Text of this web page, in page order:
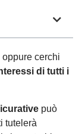
cerchi
di tutti i
può
tutelerà